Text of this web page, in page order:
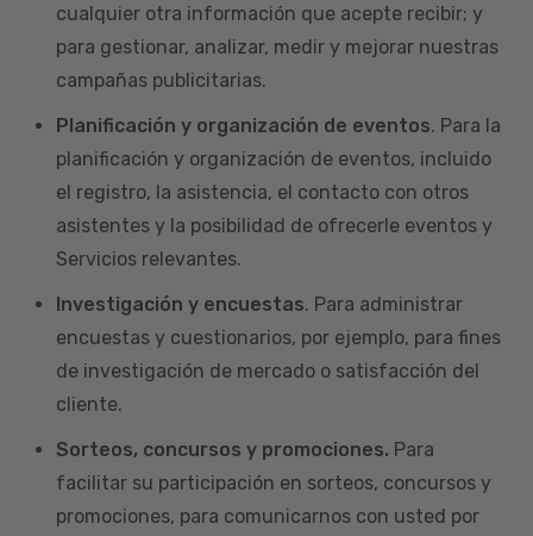
cualquier otra información que acepte recibir; y
para gestionar, analizar, medir y mejorar nuestras
campañas publicitarias.
Planificación y organización de eventos. Para la
planificación y organización de eventos, incluido
el registro, la asistencia, el contacto con otros
asistentes y la posibilidad de ofrecerle eventos y
Servicios relevantes.
Investigación y encuestas. Para administrar
encuestas y cuestionarios, por ejemplo, para fines
de investigación de mercado o satisfacción del
cliente.
Sorteos, concursos y promociones. Para
facilitar su participación en sorteos, concursos y
promociones, para comunicarnos con usted por